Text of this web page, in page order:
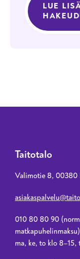
LUE
Taitotalo
Valimotie 8, 00380
010 80 80 90
matkapuhelinmaksu)
ma, ke, to klo